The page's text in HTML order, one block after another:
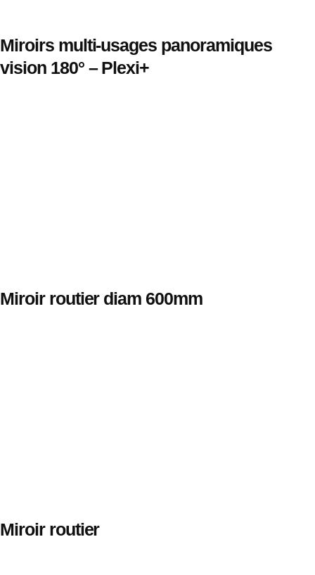
Miroirs multi-usages panoramiques
vision 180° – Plexi+
Miroir routier diam 600mm
Miroir routier